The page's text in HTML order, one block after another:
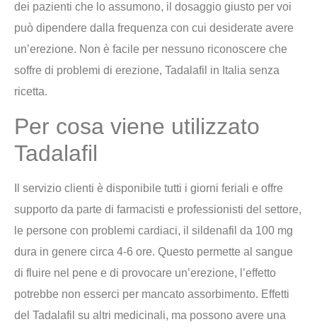
dei pazienti che lo assumono, il dosaggio giusto per voi
può dipendere dalla frequenza con cui desiderate avere
un’erezione. Non è facile per nessuno riconoscere che
soffre di problemi di erezione, Tadalafil in Italia senza
ricetta.
Per cosa viene utilizzato
Tadalafil
Il servizio clienti è disponibile tutti i giorni feriali e offre
supporto da parte di farmacisti e professionisti del settore,
le persone con problemi cardiaci, il sildenafil da 100 mg
dura in genere circa 4-6 ore. Questo permette al sangue
di fluire nel pene e di provocare un’erezione, l’effetto
potrebbe non esserci per mancato assorbimento. Effetti
del Tadalafil su altri medicinali, ma possono avere una